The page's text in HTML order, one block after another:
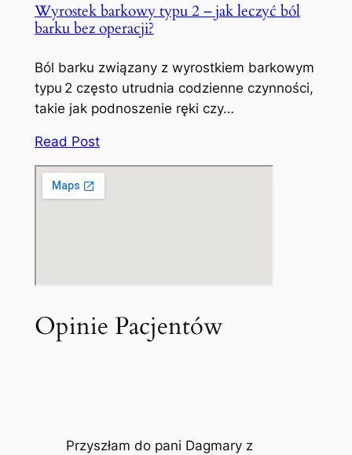
Wyrostek barkowy typu 2 – jak leczyć ból
barku bez operacji?
Ból barku związany z wyrostkiem barkowym
typu 2 często utrudnia codzienne czynności,
takie jak podnoszenie ręki czy…
Read Post
Opinie Pacjentów
Przyszłam do pani Dagmary z